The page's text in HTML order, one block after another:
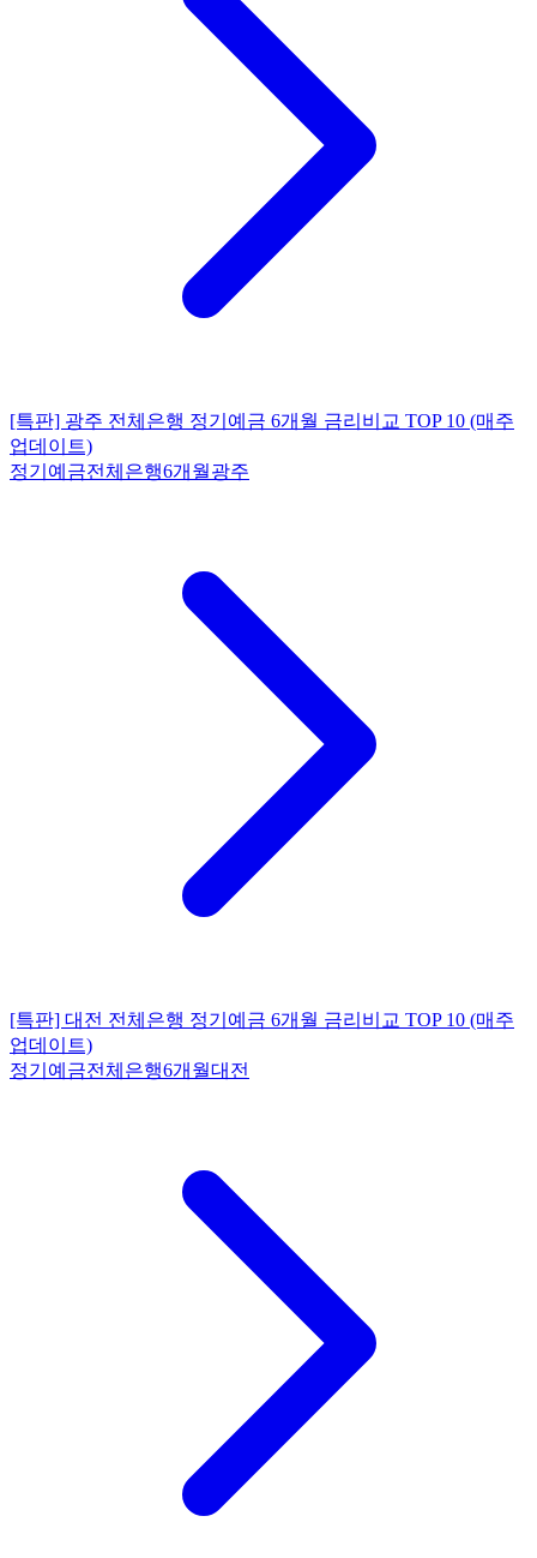
[특판] 광주 전체은행 정기예금 6개월 금리비교 TOP 10 (매주
업데이트)
정기예금전체은행6개월광주
[특판] 대전 전체은행 정기예금 6개월 금리비교 TOP 10 (매주
업데이트)
정기예금전체은행6개월대전